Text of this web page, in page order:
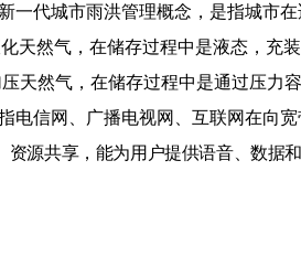
一代城市雨洪管理概念，是指城市
天然气 ，在储存过程中是液态，充
压天然气，在储存过程中是通过压力
电信网、广播电视网、互联网在向
资源共享，能为用户提供语音、数据